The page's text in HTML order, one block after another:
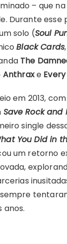
– que
Durante esse
solo (Soul
Black Cards
The
Anthraxe
em 2013,
Save Rock and
single
You Did in
um retorno